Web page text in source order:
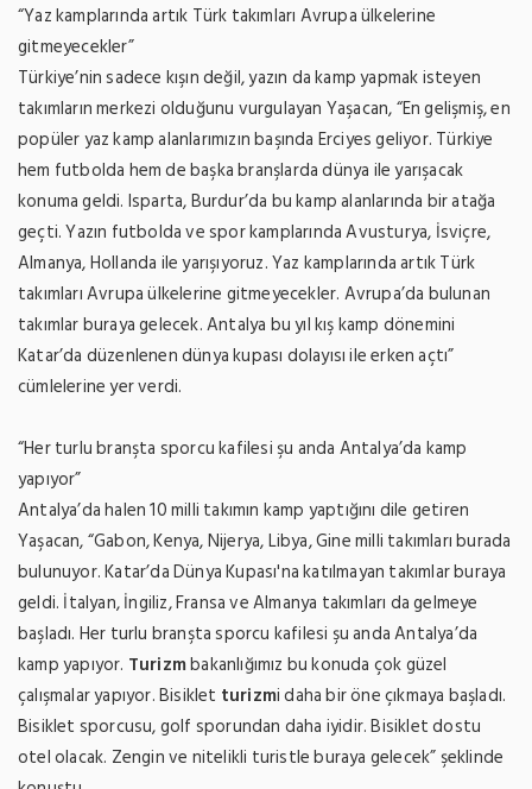
“Yaz kamplarında artık Türk takımları Avrupa ülkelerine
gitmeyecekler”
Türkiye’nin sadece kışın değil, yazın da kamp yapmak isteyen
takımların merkezi olduğunu vurgulayan Yaşacan, “En gelişmiş, en
popüler yaz kamp alanlarımızın başında Erciyes geliyor. Türkiye
hem futbolda hem de başka branşlarda dünya ile yarışacak
konuma geldi. Isparta, Burdur’da bu kamp alanlarında bir atağa
geçti. Yazın futbolda ve spor kamplarında Avusturya, İsviçre,
Almanya, Hollanda ile yarışıyoruz. Yaz kamplarında artık Türk
takımları Avrupa ülkelerine gitmeyecekler. Avrupa’da bulunan
takımlar buraya gelecek. Antalya bu yıl kış kamp dönemini
Katar’da düzenlenen dünya kupası dolayısı ile erken açtı”
cümlelerine yer verdi.
“Her turlu branşta sporcu kafilesi şu anda Antalya’da kamp
yapıyor”
Antalya’da halen 10 milli takımın kamp yaptığını dile getiren
Yaşacan, “Gabon, Kenya, Nijerya, Libya, Gine milli takımları burada
bulunuyor. Katar’da Dünya Kupası'na katılmayan takımlar buraya
geldi. İtalyan, İngiliz, Fransa ve Almanya takımları da gelmeye
başladı. Her turlu branşta sporcu kafilesi şu anda Antalya’da
kamp yapıyor. Turizmbakanlığımız bu konuda çok güzel
çalışmalar yapıyor. Bisiklet turizmi daha bir öne çıkmaya başladı.
Bisiklet sporcusu, golf sporundan daha iyidir. Bisiklet dostu
otel olacak. Zengin ve nitelikli turistle buraya gelecek” şeklinde